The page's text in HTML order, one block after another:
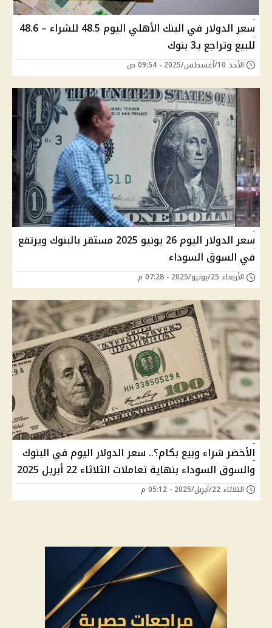
سعر الدولار في البنك الأهلي اليوم 48.5 للشراء – 48.6
للبيع وتراجع بـ3 بنوك
الأحد 10/أغسطس/2025 - 09:54 ص
سعر الدولار اليوم 26 يونيو 2025 مستقر بالبنوك ويرتفع
في السوق السوداء
الأربعاء 25/يونيو/2025 - 07:28 م
الأخضر شراء وبيع بكام؟.. سعر الدولار اليوم في البنوك
والسوق السوداء بنهاية تعاملات الثلاثاء 22 أبريل 2025
الثلاثاء 22/أبريل/2025 - 05:12 م